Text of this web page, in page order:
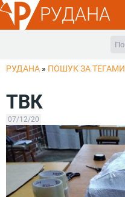
РУДАНА
РУДАНА » ПОШУК ЗА ТЕГАМИ
ТВК
07/12/20